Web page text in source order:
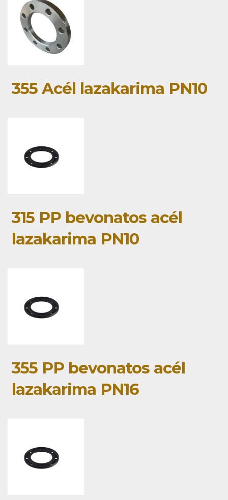
355 Acél lazakarima PN10
315 PP bevonatos acél
lazakarima PN10
355 PP bevonatos acél
lazakarima PN16